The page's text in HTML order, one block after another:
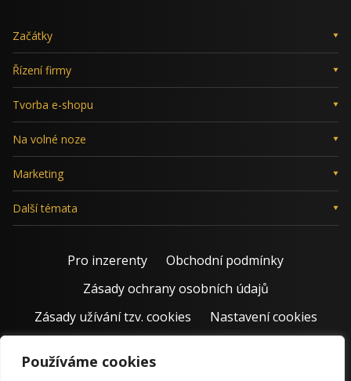
Používáme cookies
Začátky
Řízení firmy
Tvorba e-shopu
Na volné noze
Marketing
Další témata
Pro inzerenty
Obchodní podmínky
Zásady ochrany osobních údajů
Zásady užívání tzv. cookies
Nastavení cookies